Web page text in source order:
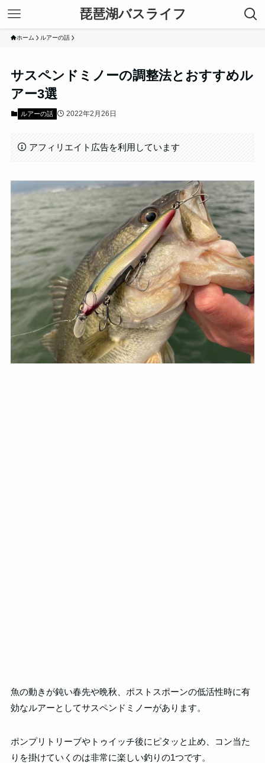
琵琶湖バスライフ
ホーム ルアーの話
サスペンドミノーの調整法とおすすめル
アー3選
ルアーの話 2022年2月26日
アフィリエイト広告を利用しています
魚の動きが鈍い春先や晩秋、ポストスポーンの低活性時に有
効なルアーとしてサスペンドミノーがあります。
ポンプリトリーブやトゥイッチ後にピタッと止め、コン当た
りを掛けていくのは非常に楽しい釣りの1つです。